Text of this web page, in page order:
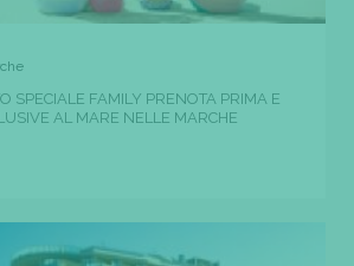
SPECIALE FAMILY PRENOTA PRIMA E
AL MARE NELLE MARCHE